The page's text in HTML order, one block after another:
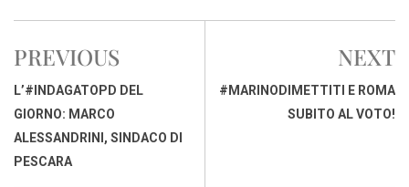
c
b
o
o
k
a
s
A
p
p
n
d
n
r
a
p
i
i
PREVIOUS
L’#INDAGATOPD DEL
GIORNO: MARCO
ALESSANDRINI, SINDACO DI
PESCARA
NEXT
#MARINODIMETTITI E ROMA
SUBITO AL VOTO!